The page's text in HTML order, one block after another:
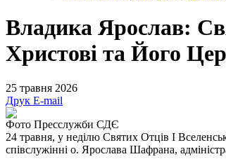
Владика Ярослав:
Христові та Його
25 травня 2026
Друк E-mail
Фото Пресслужби СДЄ
24 травня, у неділю Святих Отців І
співслужінні о. Ярослава Шафрана,